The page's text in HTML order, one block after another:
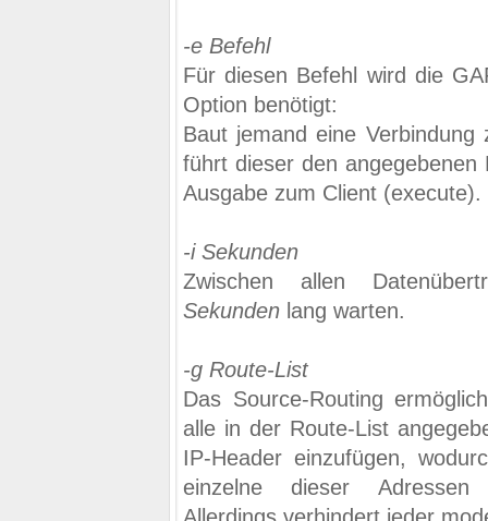
-e Befehl
Für diesen Befehl wird die
Option benötigt:
Baut jemand eine
führt dieser den
Ausgabe zum Client (execute).
-i Sekunden
Zwischen allen
Sekunden lang warten.
-g Route-List
Das Source-Routing
alle in der Route-List
IP-Header einzufügen,
einzelne dieser Adressen